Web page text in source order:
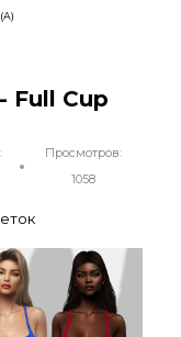
Full Cup
Просмотров:
1058